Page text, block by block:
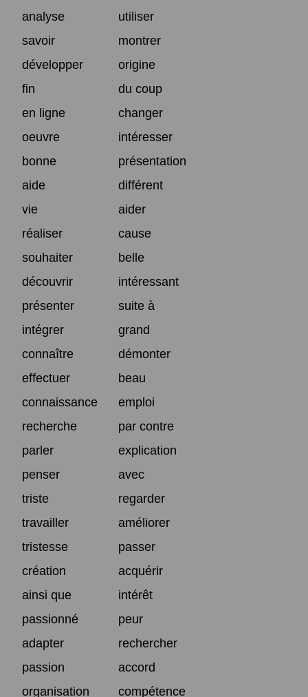
analyse
utiliser
savoir
montrer
développer
origine
fin
du coup
en ligne
changer
oeuvre
intéresser
bonne
présentation
aide
différent
vie
aider
réaliser
cause
souhaiter
belle
découvrir
intéressant
présenter
suite à
intégrer
grand
connaître
démonter
effectuer
beau
connaissance
emploi
recherche
par contre
parler
explication
penser
avec
triste
regarder
travailler
améliorer
tristesse
passer
création
acquérir
ainsi que
intérêt
passionné
peur
adapter
rechercher
passion
accord
organisation
compétence